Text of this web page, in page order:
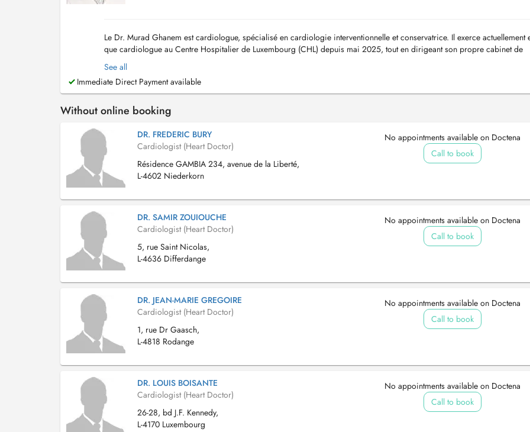
Le Dr. Murad Ghanem est cardiologue, spécialisé en cardiologie interventionnelle et conservatrice. Il exerce actuellement
que cardiologue au Centre Hospitalier de Luxembourg (CHL) depuis mai 2025, tout en dirigeant son propre cabinet de
cardiologie (fondé en septembre 2022), avec des...
See all
Immediate Direct Payment available
Without online booking
DR. FREDERIC BURY
Cardiologist (Heart Doctor)
Résidence GAMBIA 234, avenue de la Liberté,
L-4602 Niederkorn
No appointments available on Doctena
Call to book
DR. SAMIR ZOUIOUCHE
Cardiologist (Heart Doctor)
5, rue Saint Nicolas,
L-4636 Differdange
No appointments available on Doctena
Call to book
DR. JEAN-MARIE GREGOIRE
Cardiologist (Heart Doctor)
1, rue Dr Gaasch,
L-4818 Rodange
No appointments available on Doctena
Call to book
DR. LOUIS BOISANTE
Cardiologist (Heart Doctor)
26-28, bd J.F. Kennedy,
L-4170 Luxembourg
No appointments available on Doctena
Call to book